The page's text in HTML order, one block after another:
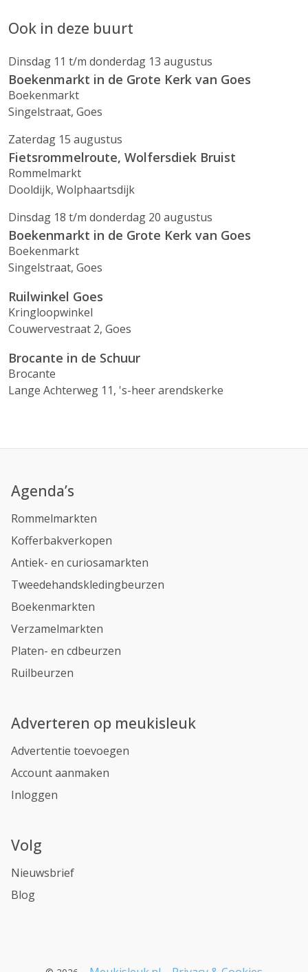
Ook in deze buurt
Dinsdag 11 t/m donderdag 13 augustus
Boekenmarkt in de Grote Kerk van Goes
Boekenmarkt
Singelstraat, Goes
Zaterdag 15 augustus
Fietsrommelroute, Wolfersdiek Bruist
Rommelmarkt
Dooldijk, Wolphaartsdijk
Dinsdag 18 t/m donderdag 20 augustus
Boekenmarkt in de Grote Kerk van Goes
Boekenmarkt
Singelstraat, Goes
Ruilwinkel Goes
Kringloopwinkel
Couwervestraat 2, Goes
Brocante in de Schuur
Brocante
Lange Achterweg 11, 's-heer arendskerke
Agenda’s
Rommelmarkten
Kofferbakverkopen
Antiek- en curiosamarkten
Tweedehandskledingbeurzen
Boekenmarkten
Verzamelmarkten
Platen- en cdbeurzen
Ruilbeurzen
Adverteren op meukisleuk
Advertentie toevoegen
Account aanmaken
Inloggen
Volg
Nieuwsbrief
Blog